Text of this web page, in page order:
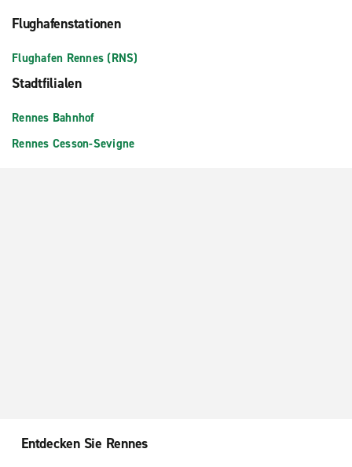
Flughafenstationen
Flughafen Rennes (RNS)
Stadtfilialen
Rennes Bahnhof
Rennes Cesson-Sevigne
Entdecken Sie Rennes